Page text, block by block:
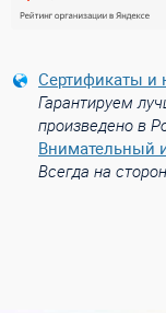
Сертификаты и
Гарантируем
произведено в
Внимательный
Всегда на